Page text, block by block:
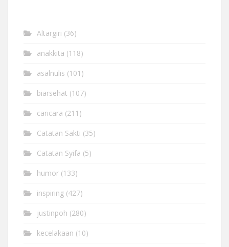
Altargiri (36)
anakkita (118)
asalnulis (101)
biarsehat (107)
caricara (211)
Catatan Sakti (35)
Catatan Syifa (5)
humor (133)
inspiring (427)
justinpoh (280)
kecelakaan (10)